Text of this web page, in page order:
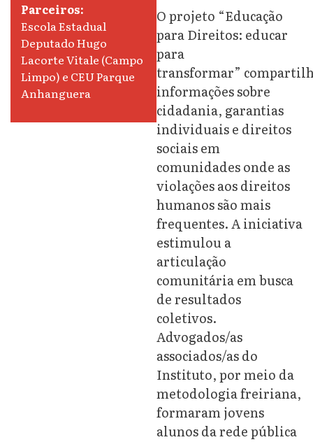
Parceiros:
Escola Estadual
Deputado Hugo
Lacorte Vitale (Campo
Limpo) e CEU Parque
Anhanguera
O projeto “Educação
para Direitos: educar
para
transformar”
informações sobre
cidadania, garantias
individuais e direitos
sociais em
comunidades onde as
violações aosdireitos
humanos são mais
frequentes. A iniciativa
estimulou a
articulação
comunitária em busca
de resultados
coletivos.
Advogados/as
associados/as do
Instituto, por meio da
metodologia freiriana,
formaram jovens
alunos da rede pública